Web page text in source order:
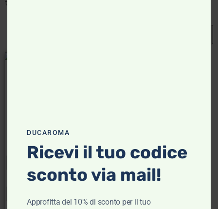
tramite Klarna, Scalapay e Paypal.
Scegli
DUCAROMA
Ricevi il tuo codice
sconto via mail!
Approfitta del 10% di sconto per il tuo